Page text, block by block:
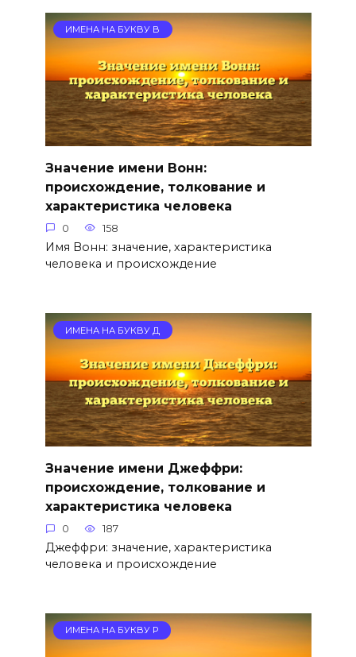
ИМЕНА НА БУКВУ В
Значение имени Вонн:
происхождение, толкование и
характеристика человека
0 158
Имя Вонн: значение, характеристика
человека и происхождение
ИМЕНА НА БУКВУ Д
Значение имени Джеффри:
происхождение, толкование и
характеристика человека
0 187
Джеффри: значение, характеристика
человека и происхождение
ИМЕНА НА БУКВУ Р